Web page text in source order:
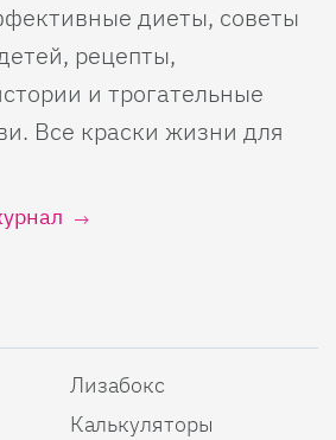
диеты, советы
рецепты,
и трогательные
Все краски жизни для
Лизабокс
Калькуляторы